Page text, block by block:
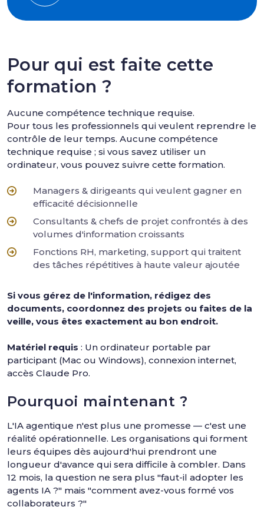
Pour qui est faite cette
formation ?
Aucune compétence technique requise.
Pour tous les professionnels qui veulent reprendre le
contrôle de leur temps. Aucune compétence
technique requise ; si vous savez utiliser un
ordinateur, vous pouvez suivre cette formation.
Managers & dirigeants qui veulent gagner en
efficacité décisionnelle
Consultants & chefs de projet confrontés à des
volumes d'information croissants
Fonctions RH, marketing, support qui traitent
des tâches répétitives à haute valeur ajoutée
Si vous gérez de l'information, rédigez des
documents, coordonnez des projets ou faites de la
veille, vous êtes exactement au bon endroit.
Matériel requis : Un ordinateur portable par
participant (Mac ou Windows), connexion internet,
accès Claude Pro.
Pourquoi maintenant ?
L'IA agentique n'est plus une promesse — c'est une
réalité opérationnelle. Les organisations qui forment
leurs équipes dès aujourd'hui prendront une
longueur d'avance qui sera difficile à combler. Dans
12 mois, la question ne sera plus "faut-il adopter les
agents IA ?" mais "comment avez-vous formé vos
collaborateurs ?"